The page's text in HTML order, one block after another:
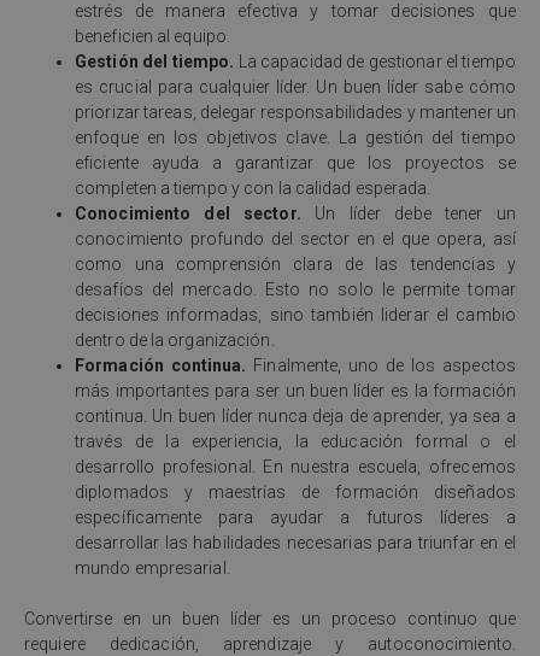
estrés de manera efectiva y tomar decisiones que
beneficien al equipo.
Gestión del tiempo. La capacidad de gestionar el tiempo
es crucial para cualquier líder. Un buen líder sabe cómo
priorizar tareas, delegar responsabilidades y mantener un
enfoque en los objetivos clave. La gestión del tiempo
eficiente ayuda a garantizar que los proyectos se
completen a tiempo y con la calidad esperada.
Conocimiento del sector. Un líder debe tener un
conocimiento profundo del sector en el que opera, así
como una comprensión clara de las tendencias y
desafíos del mercado. Esto no solo le permite tomar
decisiones informadas, sino también liderar el cambio
dentro de la organización.
Formación continua. Finalmente, uno de los aspectos
más importantes para ser un buen líder es la formación
continua. Un buen líder nunca deja de aprender, ya sea a
través de la experiencia, la educación formal o el
desarrollo profesional. En nuestra escuela, ofrecemos
diplomados y maestrías de formación diseñados
específicamente para ayudar a futuros líderes a
desarrollar las habilidades necesarias para triunfar en el
mundo empresarial.
Convertirse en un buen líder es un proceso continuo que
requiere dedicación, aprendizaje y autoconocimiento.